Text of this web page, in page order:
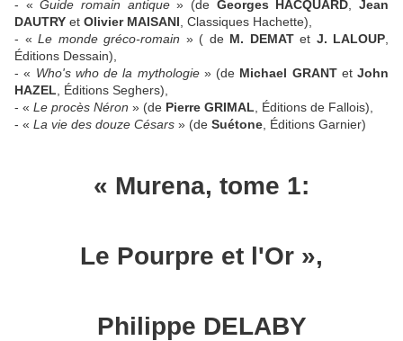
- «Guide romain antique» (de Georges HACQUARD ,Jean
DAUTRY et Olivier MAISANI , Classiques Hachette),
- « Le monde gréco-romain » ( de M. DEMATet J. LALOUP
Éditions Dessain),
- « Who's who de la mythologie» (de Michael GRANTet John
HAZEL , Éditions Seghers),
- « Le procès Néron » (de Pierre GRIMAL , Éditions de Fallois),
- « La vie des douze Césars » (de Suétone , Éditions Garnier)
« Murena, tome 1:
Le Pourpre et l'Or »,
Philippe DELABY